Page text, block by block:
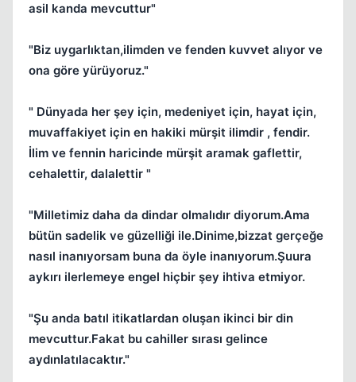
asil kanda mevcuttur"
"Biz uygarlıktan,ilimden ve fenden kuvvet alıyor ve
ona göre yürüyoruz."
" Dünyada her şey için, medeniyet için, hayat için,
muvaffakiyet için en hakiki mürşit ilimdir , fendir.
İlim ve fennin haricinde mürşit aramak gaflettir,
cehalettir, dalalettir "
"Milletimiz daha da dindar olmalıdır diyorum.Ama
bütün sadelik ve güzelliği ile.Dinime,bizzat gerçeğe
nasıl inanıyorsam buna da öyle inanıyorum.Şuura
aykırı ilerlemeye engel hiçbir şey ihtiva etmiyor.
"Şu anda batıl itikatlardan oluşan ikinci bir din
mevcuttur.Fakat bu cahiller sırası gelince
aydınlatılacaktır."